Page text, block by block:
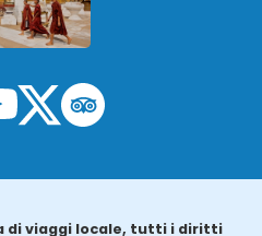
di viaggi locale, tutti i diritti